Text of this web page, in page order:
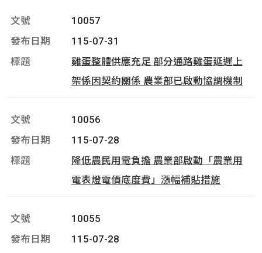
10057
115-07-31
雞蛋整體供應充足 部分通路雞蛋延遲上
架係因契約關係 農業部已啟動協調機制
10056
115-07-28
降低農民用電負擔 農業部啟動「農業用
電表燈電價底度費」漲幅補貼措施
10055
115-07-28